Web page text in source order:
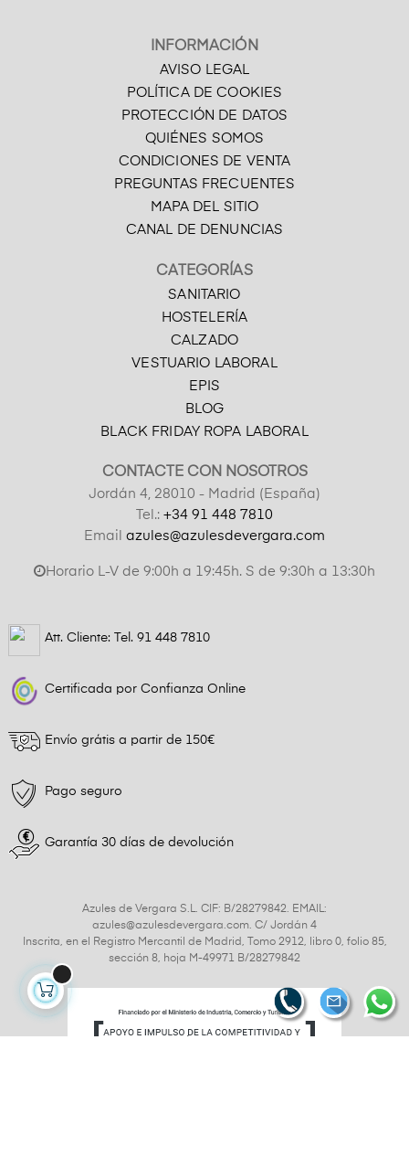
INFORMACIÓN
AVISO LEGAL
POLÍTICA DE COOKIES
PROTECCIÓN DE DATOS
QUIÉNES SOMOS
CONDICIONES DE VENTA
PREGUNTAS FRECUENTES
MAPA DEL SITIO
CANAL DE DENUNCIAS
CATEGORÍAS
SANITARIO
HOSTELERÍA
CALZADO
VESTUARIO LABORAL
EPIS
BLOG
BLACK FRIDAY ROPA LABORAL
CONTACTE CON NOSOTROS
Jordán 4, 28010 - Madrid (España)
Tel.: +34 91 448 7810
Email azules@azulesdevergara.com
Horario L-V de 9:00h a 19:45h. S de 9:30h a 13:30h
Att. Cliente: Tel. 91 448 7810
Certificada por Confianza Online
Envío grátis a partir de 150€
Pago seguro
Garantía 30 días de devolución
Azules de Vergara S.L. CIF: B/28279842. EMAIL:
azules@azulesdevergara.com. C/ Jordán 4
Inscrita, en el Registro Mercantil de Madrid, Tomo 2912, libro 0, folio 85,
sección 8, hoja M-49971 B/28279842